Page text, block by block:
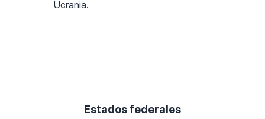
Ucrania.
Estados federales